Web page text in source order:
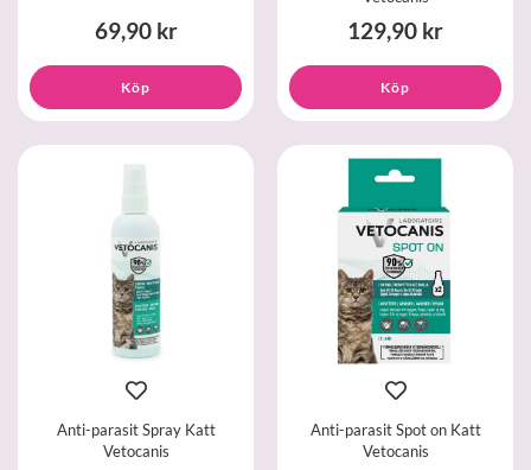
69,90 kr
Köp
129,90 kr
Köp
Anti-parasit Spray Katt
Vetocanis
Anti-parasit Spot on Katt
Vetocanis